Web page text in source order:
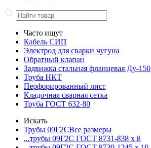
Часто ищут
Кабель СИП
Электрод для сварки чугуна
Обратный клапан
Задвижка стальная фланцевая Ду-150
Труба НКТ
Перфорированный лист
Кладочная сварная сетка
Труба ГОСТ 632-80
Искать
Трубы 09Г2СВсе размеры
...трубы 09Г2С ГОСТ 8731-838 x 8